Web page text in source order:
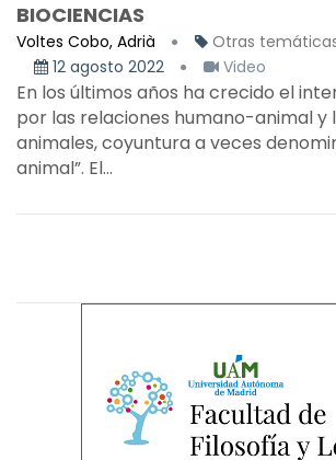
BIOCIENCIAS
Voltes Cobo, Adrià
Otras
12 agosto 2022
Video
En los últimos años ha crecido el
por las relaciones humano-animal y
animales, coyuntura a veces
animal”. El...